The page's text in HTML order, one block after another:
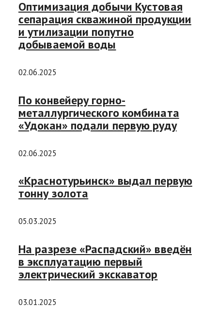
Оптимизация добычи Кустовая
сепарация скважиной продукции
и утилизации попутно
добываемой воды
02.06.2025
По конвейеру горно-
металлургического комбината
«Удокан» подали первую руду
02.06.2025
«Краснотурьинск» выдал первую
тонну золота
05.03.2025
На разрезе «Распадский» введён
в эксплуатацию первый
электрический экскаватор
03.01.2025